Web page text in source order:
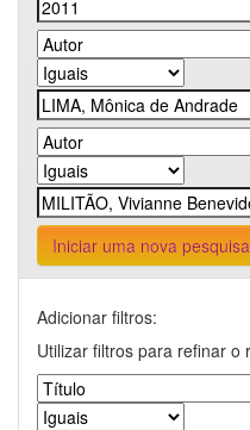
Iniciar uma nova pesquisa
Adicionar filtros:
Utilizar filtros para refinar o